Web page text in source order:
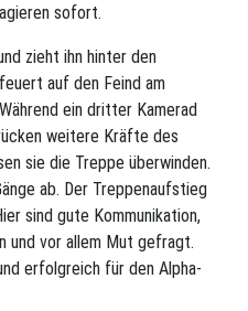
sofort.
zieht ihn hinter den
auf den Feind am
ein dritter Kamerad
weitere Kräfte des
sie die Treppe überwinden.
ab. Der Treppenaufstieg
sind gute Kommunikation,
und vor allem Mut gefragt.
erfolgreich für den Alpha-